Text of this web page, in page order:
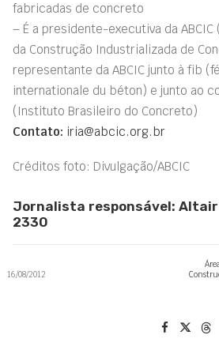
fabricadas de concreto
– É a presidente-executiva da
da Construção Industrializada de
representante da ABCIC junto à fib
internationale du béton) e junto ao
(Instituto Brasileiro do Concreto)
Contato: iria@abcic.org.br
Créditos foto: Divulgação/ABCIC
Jornalista responsável: Altair
2330
16/08/2012